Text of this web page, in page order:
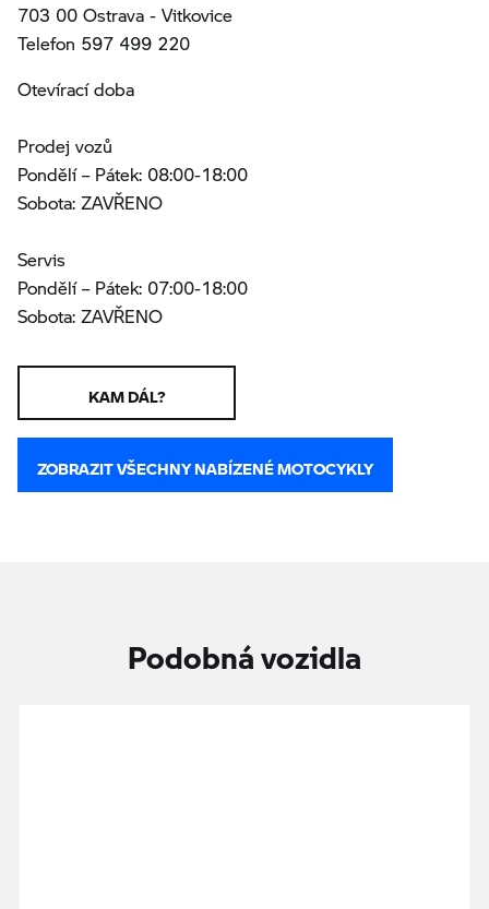
703 00 Ostrava - Vitkovice
Telefon 597 499 220
Otevírací doba
Prodej vozů
Pondělí – Pátek: 08:00-18:00
Sobota: ZAVŘENO
Servis
Pondělí – Pátek: 07:00-18:00
Sobota: ZAVŘENO
KAM DÁL?
ZOBRAZIT VŠECHNY NABÍZENÉ MOTOCYKLY
Podobná vozidla